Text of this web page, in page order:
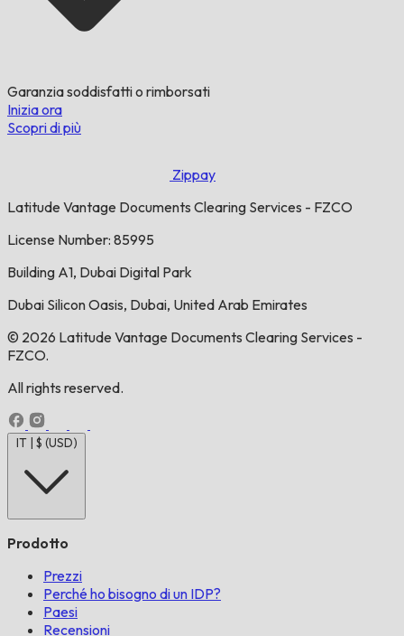
Garanzia soddisfatti o rimborsati
Inizia ora
Scopri di più
Zippay
Latitude Vantage Documents Clearing Services - FZCO
License Number: 85995
Building A1, Dubai Digital Park
Dubai Silicon Oasis, Dubai, United Arab Emirates
© 2026 Latitude Vantage Documents Clearing Services -
FZCO.
All rights reserved.
IT | $ (USD)
Prodotto
Prezzi
Perché ho bisogno di un IDP?
Paesi
Recensioni